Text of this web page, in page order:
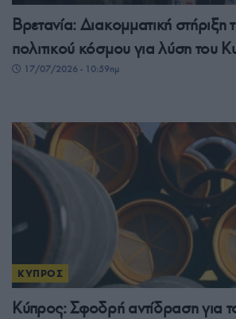
Βρετανία: Διακομματική στήριξη
πολιτικού κόσμου για λύση του
17/07/2026 - 10:59πμ
ΚΥΠΡΟΣ
Κύπρος: Σφοδρή αντίδραση για